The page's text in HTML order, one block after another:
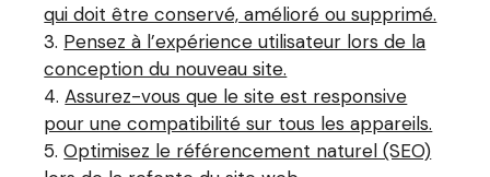
qui doit être conservé, amélioré ou supprimé.
Pensez à l’expérience utilisateur lors de la
conception du nouveau site.
Assurez-vous que le site est responsive
pour une compatibilité sur tous les appareils.
Optimisez le référencement naturel (SEO)